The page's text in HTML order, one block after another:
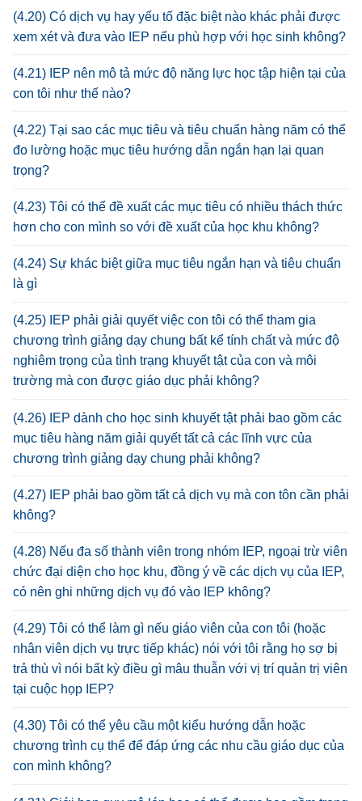
(4.20) Có dịch vụ hay yếu tố đặc biệt nào khác phải được
xem xét và đưa vào IEP nếu phù hợp với học sinh không?
(4.21) IEP nên mô tả mức độ năng lực học tập hiện tại của
con tôi như thế nào?
(4.22) Tại sao các mục tiêu và tiêu chuẩn hàng năm có thể
đo lường hoặc mục tiêu hướng dẫn ngắn hạn lại quan
trọng?
(4.23) Tôi có thể đề xuất các mục tiêu có nhiều thách thức
hơn cho con mình so với đề xuất của học khu không?
(4.24) Sự khác biệt giữa mục tiêu ngắn hạn và tiêu chuẩn
là gì
(4.25) IEP phải giải quyết việc con tôi có thể tham gia
chương trình giảng dạy chung bất kể tính chất và mức độ
nghiêm trọng của tình trạng khuyết tật của con và môi
trường mà con được giáo dục phải không?
(4.26) IEP dành cho học sinh khuyết tật phải bao gồm các
mục tiêu hàng năm giải quyết tất cả các lĩnh vực của
chương trình giảng dạy chung phải không?
(4.27) IEP phải bao gồm tất cả dịch vụ mà con tôn cần phải
không?
(4.28) Nếu đa số thành viên trong nhóm IEP, ngoại trừ viên
chức đại diện cho học khu, đồng ý về các dịch vụ của IEP,
có nên ghi những dịch vụ đó vào IEP không?
(4.29) Tôi có thể làm gì nếu giáo viên của con tôi (hoặc
nhân viên dịch vụ trực tiếp khác) nói với tôi rằng họ sợ bị
trả thù vì nói bất kỳ điều gì mâu thuẫn với vị trí quản trị viên
tại cuộc họp IEP?
(4.30) Tôi có thể yêu cầu một kiểu hướng dẫn hoặc
chương trình cụ thể để đáp ứng các nhu cầu giáo dục của
con mình không?